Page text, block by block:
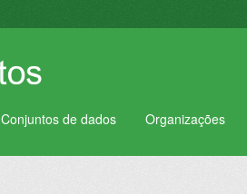
Conjuntos de dados Organizações